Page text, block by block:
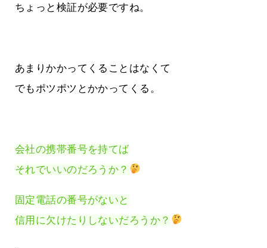
ちょっと検証が必要ですね。
あまりかかってくることはなくて
でもポツポツとかかってくる。
会社の携帯番号を持てば
それでいいのだろうか？
固定電話の番号がないと
信用に欠けたりしないだろうか？